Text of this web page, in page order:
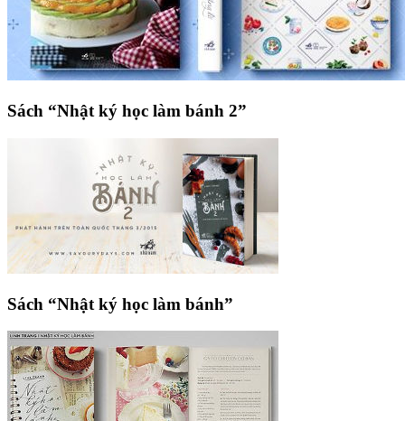
Sách “Nhật ký học làm bánh 2”
Sách “Nhật ký học làm bánh”